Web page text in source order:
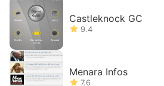
Castleknock GC
9.4
Menara Infos
7.6